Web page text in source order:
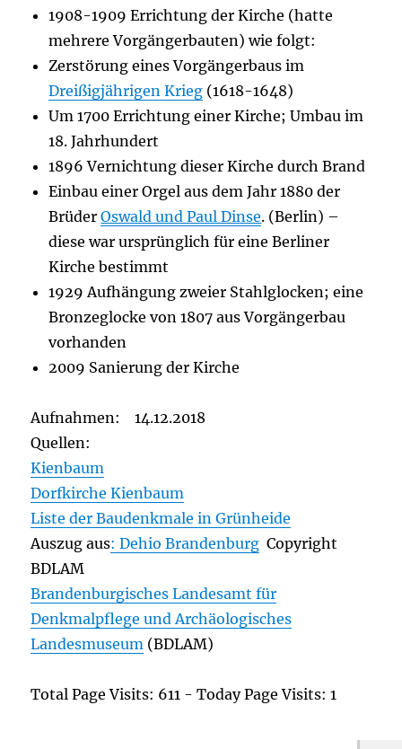
1908-1909 Errichtung der Kirche (hatte
mehrere Vorgängerbauten) wie folgt:
Zerstörung eines Vorgängerbaus im
Dreißigjährigen Krieg (1618-1648)
Um 1700 Errichtung einer Kirche; Umbau im
18. Jahrhundert
1896 Vernichtung dieser Kirche durch Brand
Einbau einer Orgel aus dem Jahr 1880 der
BrüderOswald und Paul Dinse. (Berlin) –
diese war ursprünglich für eine Berliner
Kirche bestimmt
1929 Aufhängung zweier Stahlglocken; eine
Bronzeglocke von 1807 aus Vorgängerbau
vorhanden
2009 Sanierung der Kirche
Aufnahmen: 14.12.2018
Quellen:
Kienbaum
Dorfkirche Kienbaum
Liste der Baudenkmale in Grünheide
Auszug aus: Dehio Brandenburg Copyright
BDLAM
Brandenburgisches Landesamt für
Denkmalpflege und Archäologisches
Landesmuseum (BDLAM)
Total Page Visits: 611 - Today Page Visits: 1